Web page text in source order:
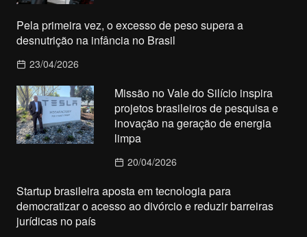
Pela primeira vez, o excesso de peso supera a
desnutrição na infância no Brasil
23/04/2026
Missão no Vale do Silício inspira
projetos brasileiros de pesquisa e
inovação na geração de energia
limpa
20/04/2026
Startup brasileira aposta em tecnologia para
democratizar o acesso ao divórcio e reduzir barreiras
jurídicas no país